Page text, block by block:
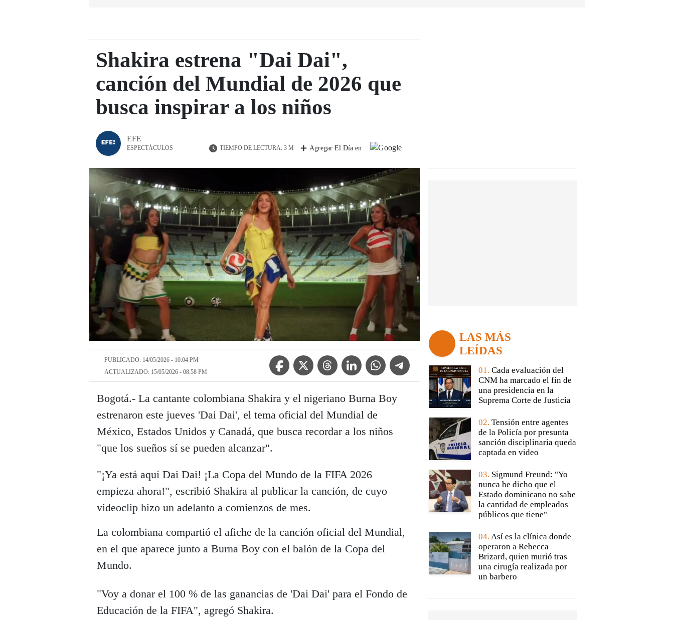
Shakira estrena "Dai Dai",
canción del Mundial de 2026 que
busca inspirar a los niños
EFE
ESPECTÁCULOS TIEMPO DE LECTURA: 3 M Agregar El Día en
PUBLICADO: 14/05/2026 - 10:04 PM
ACTUALIZADO: 15/05/2026 - 08:58 PM
Facebook IconTwitter IconThreads IconLinkedin IconWhatsApp IconTelegram Icon
Bogotá.- La cantante colombiana Shakira y el nigeriano Burna Boy
estrenaron este jueves 'Dai Dai', el tema oficial del Mundial de
México, Estados Unidos y Canadá, que busca recordar a los niños
"que los sueños sí se pueden alcanzar".
"¡Ya está aquí Dai Dai! ¡La Copa del Mundo de la FIFA 2026
empieza ahora!", escribió Shakira al publicar la canción, de cuyo
videoclip hizo un adelanto a comienzos de mes.
La colombiana compartió el afiche de la canción oficial del Mundial,
en el que aparece junto a Burna Boy con el balón de la Copa del
Mundo.
"Voy a donar el 100 % de las ganancias de 'Dai Dai' para el Fondo de
Educación de la FIFA", agregó Shakira.
LAS MÁS
LEÍDAS
01. Cada evaluación del
CNM ha marcado el fin de
una presidencia en la
Suprema Corte de Justicia
02. Tensión entre agentes
de la Policía por presunta
sanción disciplinaria queda
captada en video
03. Sigmund Freund: "Yo
nunca he dicho que el
Estado dominicano no sabe
la cantidad de empleados
públicos que tiene"
04. Así es la clínica donde
operaron a Rebecca
Brizard, quien murió tras
una cirugía realizada por
un barbero